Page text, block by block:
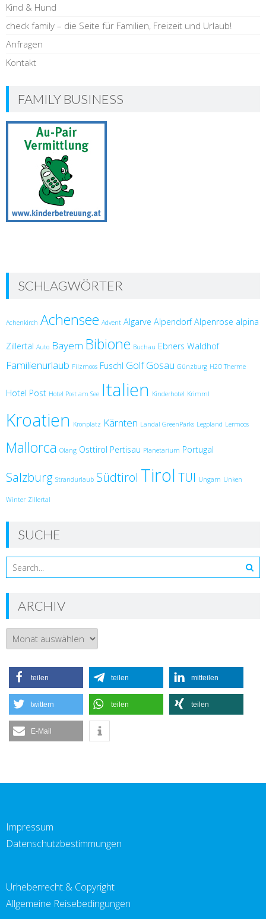
Kind & Hund
check family – die Seite für Familien, Freizeit und Urlaub!
Anfragen
Kontakt
FAMILY BUSINESS
SCHLAGWÖRTER
Achenkirch Achensee Advent Algarve Alpendorf Alpenrose alpina
Zillertal Auto Bayern Bibione Buchau Ebners Waldhof
Familienurlaub Filzmoos Fuschl Golf Gosau Günzburg H2O Therme
Hotel Post Hotel Post am See Italien Kinderhotel Krimml
Kroatien Kronplatz Kärnten Landal GreenParks Legoland Lermoos
Mallorca Olang Osttirol Pertisau Planetarium Portugal
Salzburg Strandurlaub Südtirol Tirol TUI Ungarn Unken
Winter Zillertal
SUCHE
ARCHIV
Archiv
teilen teilen mitteilen
twittern teilen teilen
E-Mail
Impressum
Datenschutzbestimmungen
Urheberrecht & Copyright
Allgemeine Reisebedingungen